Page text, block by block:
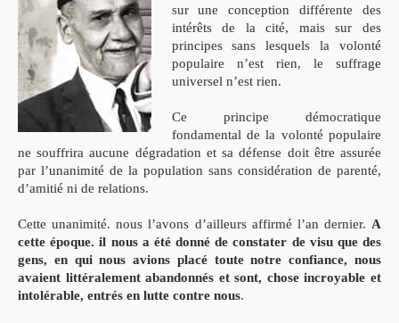
sur une conception différente des
intérêts de la cité, mais sur des
principes sans lesquels la volonté
populaire n’est rien, le suffrage
universel n’est rien.
Ce principe démocratique
fondamental de la volonté populaire
ne souffrira aucune dégradation et sa défense doit être assurée
par l’unanimité de la population sans considération de parenté,
d’amitié ni de relations.
Cette unanimité. nous l’avons d’ailleurs affirmé l’an dernier. A
cette époque. il nous a été donné de constater de visu que des
gens, en qui nous avions placé toute notre confiance, nous
avaient littéralement abandonnés et sont, chose incroyable et
intolérable, entrés en lutte contre nous.